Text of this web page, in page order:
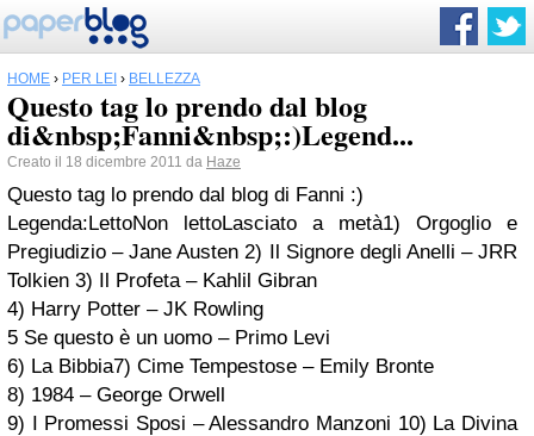
HOME › PER LEI › BELLEZZA
Questo tag lo prendo dal blog
di&nbsp;Fanni&nbsp;:)Legend...
Creato il 18 dicembre 2011 da Haze
Questo tag lo prendo dal blog di Fanni :)
Legenda:LettoNon lettoLasciato a metà1) Orgoglio e
Pregiudizio – Jane Austen2) Il Signore degli Anelli – JRR
Tolkien 3) Il Profeta – Kahlil Gibran
4) Harry Potter – JK Rowling
5 Se questo è un uomo – Primo Levi
6) La Bibbia7) Cime Tempestose – Emily Bronte
8) 1984 – George Orwell
9) I Promessi Sposi – Alessandro Manzoni 10) La Divina